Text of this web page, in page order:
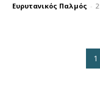
Ευρυτανικός Παλμός -
1